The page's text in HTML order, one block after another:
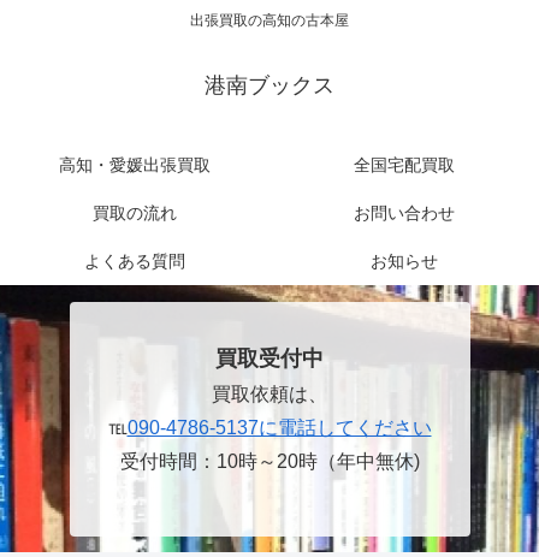
出張買取の高知の古本屋
港南ブックス
高知・愛媛出張買取 全国宅配買取
買取の流れ お問い合わせ
よくある質問 お知らせ
買取受付中
買取依頼は、
℡090-4786-5137に電話してください
受付時間：10時～20時（年中無休)